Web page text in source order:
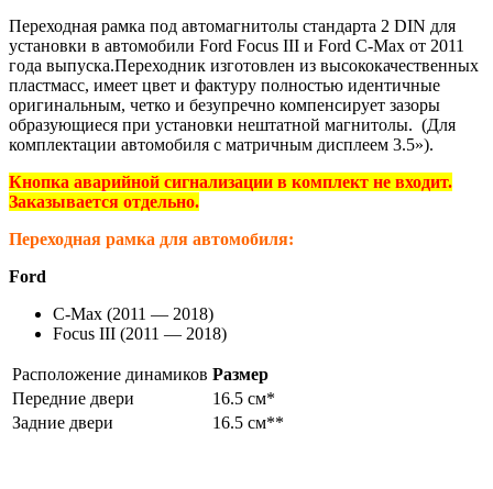
Переходная рамка под автомагнитолы стандарта 2 DIN для
установки в автомобили Ford Focus III и Ford C-Max от 2011
года выпуска.Переходник изготовлен из высококачественных
пластмасс, имеет цвет и фактуру полностью идентичные
оригинальным, четко и безупречно компенсирует зазоры
образующиеся при установки нештатной магнитолы. (Для
комплектации автомобиля с матричным дисплеем 3.5»).
Кнопка аварийной сигнализации в комплект не входит.
Заказывается отдельно.
Переходная рамка для автомобиля:
Ford
C-Max (2011 — 2018)
Focus III (2011 — 2018)
Расположение динамиков Размер
Передние двери
16.5 см*
Задние двери
16.5 см**